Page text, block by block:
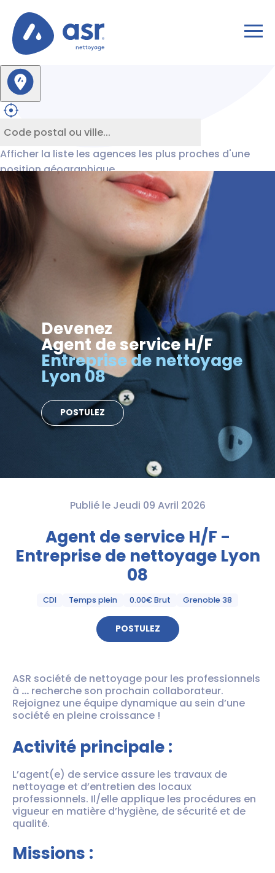
Afficher la liste les agences les plus proches d'une
position géographique...
Devenez
Agent de service H/F
Entreprise de nettoyage
Lyon 08
POSTULEZ
Publié le Jeudi 09 Avril 2026
Agent de service H/F -
Entreprise de nettoyage Lyon
08
CDI Temps plein 0.00€ Brut Grenoble 38
POSTULEZ
ASR société de nettoyage pour les professionnels
à … recherche son prochain collaborateur.
Rejoignez une équipe dynamique au sein d’une
société en pleine croissance !
Activité principale :
L’agent(e) de service assure les travaux de
nettoyage et d’entretien des locaux
professionnels. Il/elle applique les procédures en
vigueur en matière d’hygiène, de sécurité et de
qualité.
Missions :